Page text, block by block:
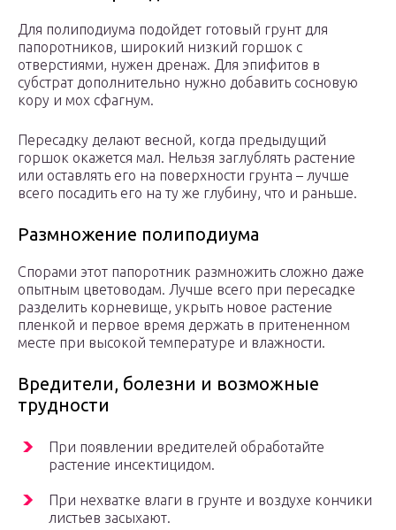
Для полиподиума подойдет готовый грунт для
папоротников, широкий низкий горшок с
отверстиями, нужен дренаж. Для эпифитов в
субстрат дополнительно нужно добавить сосновую
кору и мох сфагнум.
Пересадку делают весной, когда предыдущий
горшок окажется мал. Нельзя заглублять растение
или оставлять его на поверхности грунта – лучше
всего посадить его на ту же глубину, что и раньше.
Размножение полиподиума
Спорами этот папоротник размножить сложно даже
опытным цветоводам. Лучше всего при пересадке
разделить корневище, укрыть новое растение
пленкой и первое время держать в притененном
месте при высокой температуре и влажности.
Вредители, болезни и возможные
трудности
При появлении вредителей обработайте
растение инсектицидом.
При нехватке влаги в грунте и воздухе кончики
листьев засыхают.